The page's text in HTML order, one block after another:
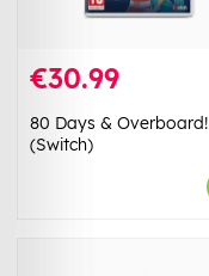
€30.99
80 Days & Overboard!
(Switch)